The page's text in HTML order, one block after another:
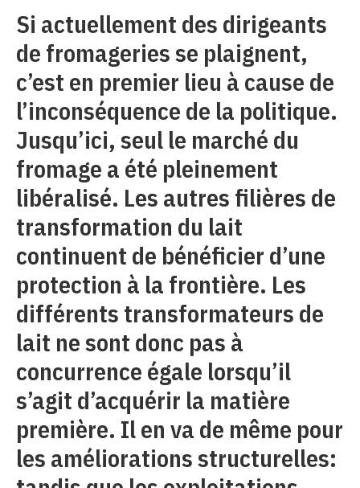
Si actuellement des dirigeants
de fromageries se plaignent,
c’est en premier lieu à cause de
l’inconséquence de la politique.
Jusqu’ici, seul le marché du
fromage a été pleinement
libéralisé. Les autres filières de
transformation du lait
continuent de bénéficier d’une
protection à la frontière. Les
différents transformateurs de
lait ne sont donc pas à
concurrence égale lorsqu’il
s’agit d’acquérir la matière
première. Il en va de même pour
les améliorations structurelles: